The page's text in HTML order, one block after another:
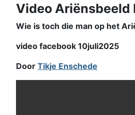
Video Ariënsbeeld
Wie is toch die man op het
video facebook 10juli2025
Door Tikje Enschede